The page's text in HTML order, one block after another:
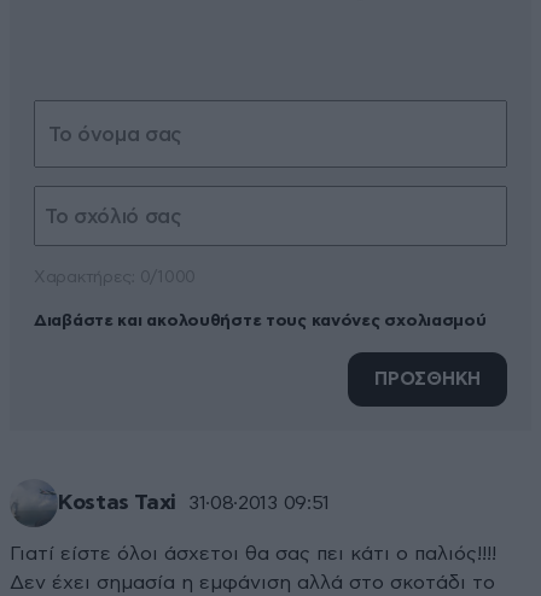
Διαβάστε και ακολουθήστε τους κανόνες σχολιασμού
ΠΡΟΣΘΗΚΗ
Kostas Taxi 31·08·2013 09:51
Γιατί είστε όλοι άσχετοι θα σας πει κάτι ο παλιός!!!!
Δεν έχει σημασία η εμφάνιση αλλά στο σκοτάδι το